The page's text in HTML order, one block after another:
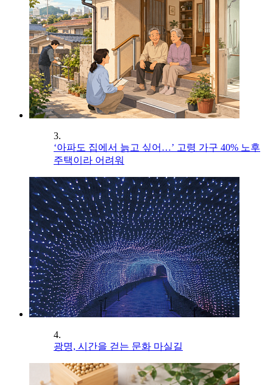
3.
‘아파도 집에서 늙고 싶어…’ 고령 가구 40% 노후
주택이라 어려워
4.
광명, 시간을 걷는 문화 마실길